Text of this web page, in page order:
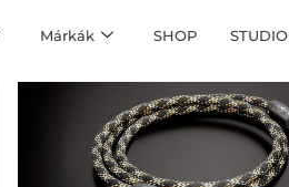
Márkák SHOP STUDIO